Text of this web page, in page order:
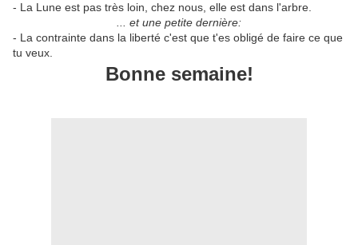
- La Lune est pas très loin, chez nous, elle est dans l'arbre.
... et une petite dernière:
- La contrainte dans la liberté c'est que t'es obligé de faire ce que
tu veux.
Bonne semaine!